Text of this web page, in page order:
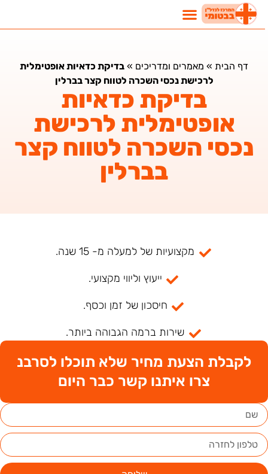
דף הבית»מאמרים ומדריכים»בדיקת כדאיות אופטימלית
לרכישת נכסי השכרה לטווח קצר בברלין
בדיקת כדאיות
אופטימלית לרכישת
נכסי השכרה לטווח קצר
בברלין
מקצועיות של למעלה מ- 15 שנה.
ייעוץ וליווי מקצועי.
חיסכון של זמן וכסף.
שירות ברמה הגבוהה ביותר.
לקבלת הצעת מחיר שלא תוכלו לסרבנ
צרו איתנו קשר כבר היום